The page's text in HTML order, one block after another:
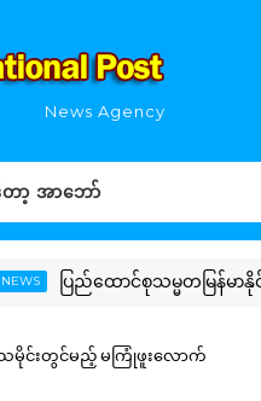
News Agency
ာ့ အာဘော်
ပြည်ထောင်စုသမ္မတမြန်မာနိုင်ငံတ
သမိုင်းတွင်မည့် မကြုံဖူးလောက်